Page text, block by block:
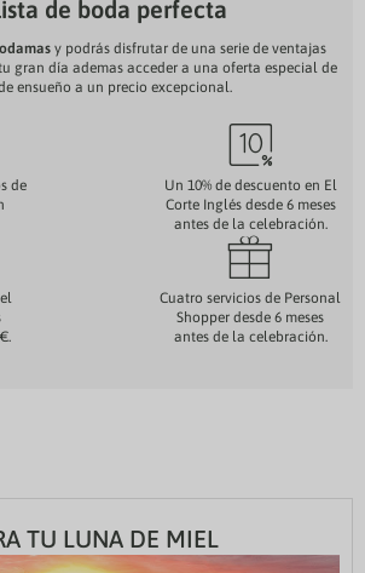
de boda perfecta
y podrás disfrutar de una serie de ventajas
gran día ademas acceder a una oferta especial de
ensueño a un precio excepcional.
de
O
Un 10% de descuento en El
Corte Inglés desde 6 meses
antes de la celebración.
7
Cuatro servicios de Personal
Shopper desde 6 meses
antes de la celebración.
TU LUNA DE MIEL